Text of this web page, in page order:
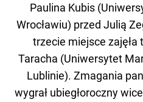
Paulina Kubis
Wrocławiu) przed Julią
trzecie miejsce zajęła
Taracha (Uniwersytet
Lublinie). Zmagania
wygrał ubiegłoroczny